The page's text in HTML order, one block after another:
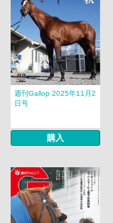
週刊Gallop 2025年11月2
日号
購入